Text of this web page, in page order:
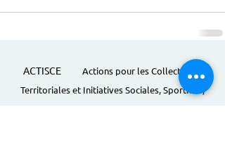
ACTISCE
Actions pour les Collectivités
Territoriales et Initiatives Sociales, Sportives,